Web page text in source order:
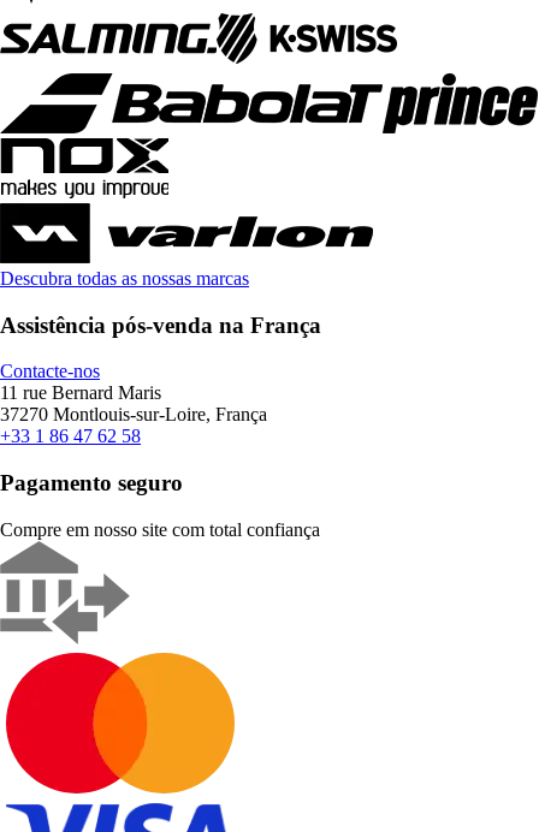
Descubra todas as nossas marcas
Assistência pós-venda na França
Contacte-nos
11 rue Bernard Maris
37270 Montlouis-sur-Loire, França
+33 1 86 47 62 58
Pagamento seguro
Compre em nosso site com total confiança